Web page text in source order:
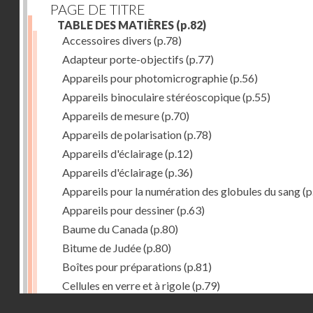
PAGE DE TITRE
TABLE DES MATIÈRES (p.82)
Accessoires divers (p.78)
Adapteur porte-objectifs (p.77)
Appareils pour photomicrographie(p.56)
Appareils binoculaire stéréoscopique(p.55)
Appareils de mesure(p.70)
Appareils de polarisation(p.78)
Appareils d'éclairage(p.12)
Appareils d'éclairage(p.36)
Appareils pour la numération des globules du sang
Appareils pour dessiner(p.63)
Baume du Canada(p.80)
Bitume de Judée(p.80)
Boîtes pour préparations (p.81)
Cellules en verre et à rigole(p.79)